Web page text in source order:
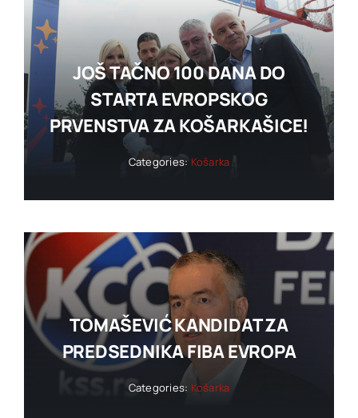
JOŠ TAČNO 100 DANA DO
STARTA EVROPSKOG
PRVENSTVA ZA KOŠARKAŠICE!
Categories: Košarka
TOMAŠEVIĆ KANDIDAT ZA
PREDSEDNIKA FIBA EVROPA
Categories: Košarka